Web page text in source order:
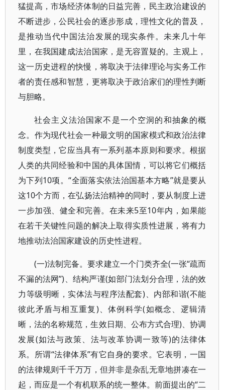
猛提高，市场经济体制的日益完善，民主政治建设的
不断进步，公民社会的逐步形成，理性文化的普及，
是推动当代中国法治发展的现实条件。未来几十年
里，在我国建成法治国家，是无容置疑的。主观上，
这一历史进程的快慢，将取决于法律理论与实务工作
者的责任感和智慧，更将取决于政治家们的理性判断
与胆略。
社会主义法治国家不是一个空洞的和抽象的概
念。作为现代社会一种最文明的国家模式和政治法律
制度类型，它应当具有一系列基本原则和要求。根据
人类的共同经验和中国的具体国情，可以将它们概括
为下列10项。“全面落实依法治国基本方略”就是要从
这10个方而，在弘扬法治精神的同时，要从制度上进
一步加强、健全和完善。在未来5至10年内，如果能
在若干关键性问题的解决上取得实质性进展，将有力
地推动法治国家建设的历史性进程。
(一)法制完备。要求建立一个门类齐全(一张“疏而
不漏的法网”)、结构严谨(如部门法划分合理，法的效
力等级明晰，实体法与程序法配套)、内部和谐(不能
彼此矛盾与相互重复)、体例科学(如概念、逻辑清
晰，法的名称规范，生效日期、公布方式合理)、协调
发展(如法与政策、法与改革协调一致等)的法律体
系。所谓“法律体系”有它自身的要求。它表明，一国
的法律规则千千万万，但并非是杂乱无章地拼凑在一
起，而应是一个有机联系的统一整体。前面提出的“二